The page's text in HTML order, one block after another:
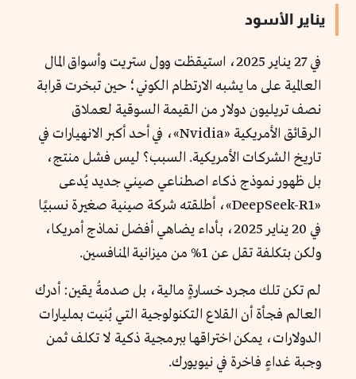
يناير الأسود
في 27 يناير 2025، استيقظت وول ستريت وأسواق المال
العالمية على ما يشبه الارتطام الكوني؛ حين تبخرت قرابة
نصف تريليون دولار من القيمة السوقية لعملاق
الرقائق الأمريكية «Nvidia»، في أحد أكبر الانهيارات في
تاريخ الشركات الأمريكية. السبب؟ ليس فشل منتج،
بل ظهور نموذج ذكاء اصطناعي صيني جديد يُدعى
«DeepSeek-R1»، أطلقته شركة صينية صغيرة نسبيًا
في 20 يناير 2025، بأداء يضاهي أفضل نماذج أمريكا،
ولكن بتكلفة تقل عن 1% من ميزانية المنافسين.
لم تكن تلك مجرد خسارةٍ مالية، بل صدمةُ يقين: أدرك
العالم فجأة أن القلاع التكنولوجية التي بُنيت بمليارات
الدولارات، يمكن اختراقها ببرمجية ذكية لا تكلف ثمن
وجبة غداءٍ فاخرة في نيويورك.